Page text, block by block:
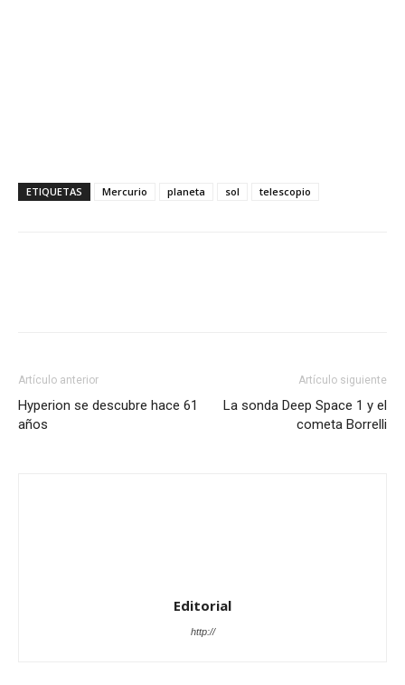
ETIQUETAS Mercurio planeta sol telescopio
Artículo anterior
Hyperion se descubre hace 61
años
Artículo siguiente
La sonda Deep Space 1 y el
cometa Borrelli
Editorial
http://